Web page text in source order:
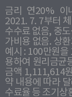
금리 연20% 이
2021. 7. 7부터
수수료 없음, 중
가비용 없음. 상
예시 : 100만원을
용하여 원리금균
금액 1,111,614
약 내용에 따라
수료율 등 조기상